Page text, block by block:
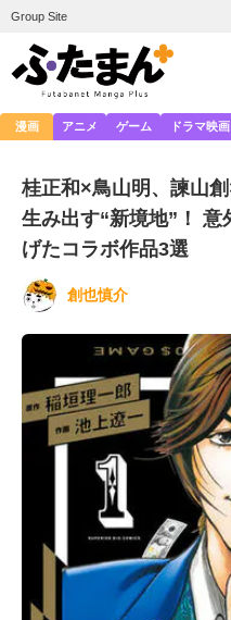
Group Site
漫画 アニメ ゲーム ドラマ映画
桂正和×鳥山明、諫山
生み出す“新境地”！
げたコラボ作品3選
創也慎介